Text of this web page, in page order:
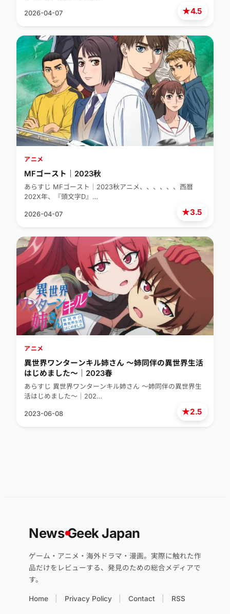
★4.5
2026-04-07
★3.5
アニメ
MFゴースト｜2023秋
あらすじ MFゴースト｜2023秋アニメ、、、、、、西暦
202X年、『頭文字D』…
2026-04-07
★2.5
アニメ
異世界ワンターンキル姉さん ～姉同伴の異世界生活
はじめました～｜2023春
あらすじ 異世界ワンターンキル姉さん ～姉同伴の異世界生
活はじめました～｜202…
2023-06-08
NewsGeek Japan
ゲーム・アニメ・海外ドラマ・漫画。実際に触れた作
品だけをレビューする、発見のための総合メディアで
す。
Home Privacy Policy Contact RSS